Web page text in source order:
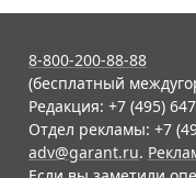
8-800-200-88-88
(бесплатный
Редакция: +7 (495)
Отдел рекламы: +7
adv@garant.ru.